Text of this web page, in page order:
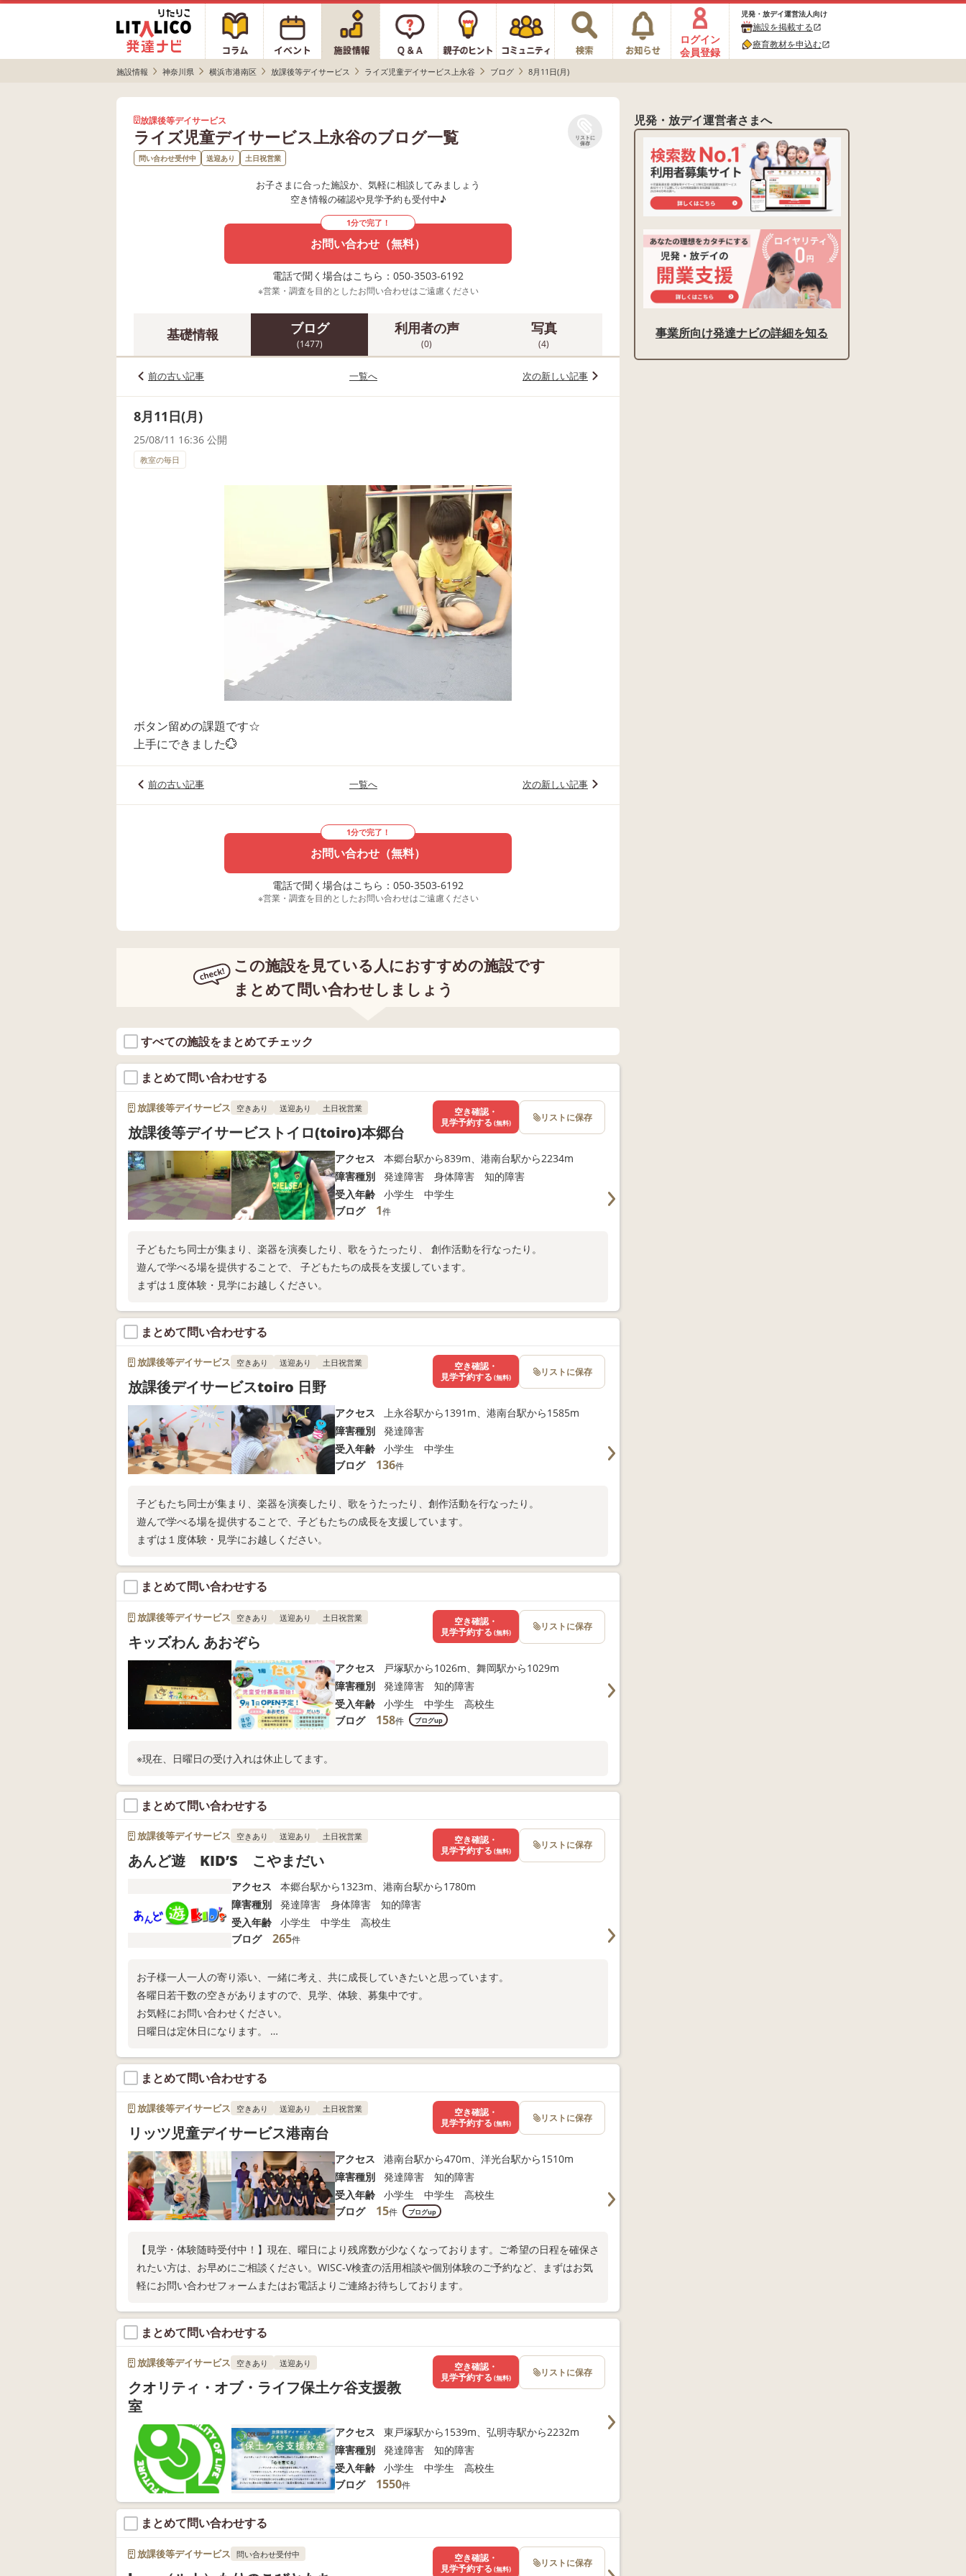
ログイン
会員登録
児発・放デイ運営法人向け
施設を掲載するopen_in_new
療育教材を申込むopen_in_new
施設情報 神奈川県 横浜市港南区 放課後等デイサービス ライズ児童デイサービス上永谷 ブログ 8月11日(月)
放課後等デイサービス
ライズ児童デイサービス上永谷のブログ一覧
リストに
保存
問い合わせ受付中 送迎あり 土日祝営業
お子さまに合った施設か、気軽に相談してみましょう
空き情報の確認や見学予約も受付中♪
1分で完了！
お問い合わせ（無料）
電話で聞く場合はこちら：050-3503-6192
※営業・調査を目的としたお問い合わせはご遠慮ください
基礎情報 ブログ
(1477)
利用者の声
(0)
写真
(4)
前の古い記事 一覧へ 次の新しい記事
8月11日(月)
25/08/11 16:36 公開
教室の毎日
ボタン留めの課題です☆
上手にできました💮
前の古い記事 一覧へ 次の新しい記事
1分で完了！
お問い合わせ（無料）
電話で聞く場合はこちら：050-3503-6192
※営業・調査を目的としたお問い合わせはご遠慮ください
この施設を見ている人におすすめの施設です
まとめて問い合わせしましょう
すべての施設をまとめてチェック
まとめて問い合わせする
放課後等デイサービス 空きあり 送迎あり 土日祝営業
放課後等デイサービストイロ(toiro)本郷台
アクセス
本郷台駅から839m、港南台駅から2234m
障害種別
発達障害 身体障害 知的障害
受入年齢
小学生 中学生
ブログ
1件
子どもたち同士が集まり、楽器を演奏したり、歌をうたったり、 創作活動を行なったり。
遊んで学べる場を提供することで、 子どもたちの成長を支援しています。
まずは１度体験・見学にお越しください。
空き確認・
見学予約する (無料) リストに保存
まとめて問い合わせする
放課後等デイサービス 空きあり 送迎あり 土日祝営業
放課後デイサービスtoiro 日野
アクセス
上永谷駅から1391m、港南台駅から1585m
障害種別
発達障害
受入年齢
小学生 中学生
ブログ
136件
子どもたち同士が集まり、楽器を演奏したり、歌をうたったり、創作活動を行なったり。
遊んで学べる場を提供することで、子どもたちの成長を支援しています。
まずは１度体験・見学にお越しください。
空き確認・
見学予約する (無料) リストに保存
まとめて問い合わせする
放課後等デイサービス 空きあり 送迎あり 土日祝営業
キッズわん あおぞら
アクセス
戸塚駅から1026m、舞岡駅から1029m
障害種別
発達障害 知的障害
受入年齢
小学生 中学生 高校生
ブログ
158件 ブログup
※現在、日曜日の受け入れは休止してます。
空き確認・
見学予約する (無料) リストに保存
まとめて問い合わせする
放課後等デイサービス 空きあり 送迎あり 土日祝営業
あんど遊 KID’S こやまだい
アクセス
本郷台駅から1323m、港南台駅から1780m
障害種別
発達障害 身体障害 知的障害
受入年齢
小学生 中学生 高校生
ブログ
265件
お子様一人一人の寄り添い、一緒に考え、共に成長していきたいと思っています。
各曜日若干数の空きがありますので、見学、体験、募集中です。
お気軽にお問い合わせください。
日曜日は定休日になります。
よろしくお願い致します！
空き確認・
見学予約する (無料) リストに保存
まとめて問い合わせする
放課後等デイサービス 空きあり 送迎あり 土日祝営業
リッツ児童デイサービス港南台
アクセス
港南台駅から470m、洋光台駅から1510m
障害種別
発達障害 知的障害
受入年齢
小学生 中学生 高校生
ブログ
15件 ブログup
【見学・体験随時受付中！】現在、曜日により残席数が少なくなっております。ご希望の日程を確保さ
れたい方は、お早めにご相談ください。WISC-V検査の活用相談や個別体験のご予約など、まずはお気
軽にお問い合わせフォームまたはお電話よりご連絡お待ちしております。
空き確認・
見学予約する (無料) リストに保存
まとめて問い合わせする
放課後等デイサービス 空きあり 送迎あり
クオリティ・オブ・ライフ保土ケ谷支援教
室
アクセス
東戸塚駅から1539m、弘明寺駅から2232m
障害種別
発達障害 知的障害
受入年齢
小学生 中学生 高校生
ブログ
1550件
空き確認・
見学予約する (無料) リストに保存
まとめて問い合わせする
放課後等デイサービス 問い合わせ受付中
空き確認・
見学予約する (無料) リストに保存
児発・放デイ運営者さまへ
事業所向け発達ナビの詳細を知る